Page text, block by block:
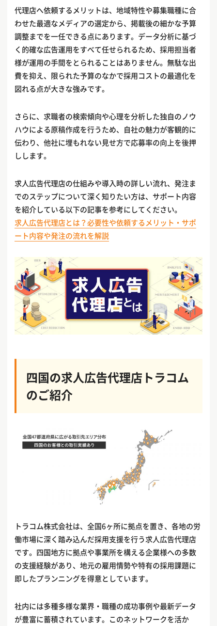
代理店へ依頼するメリットは、地域特性や募集職種に合
わせた最適なメディアの選定から、掲載後の細かな予算
調整までを一任できる点にあります。データ分析に基づ
く的確な広告運用をすべて任せられるため、採用担当者
様が運用の手間をとられることはありません。無駄な出
費を抑え、限られた予算のなかで採用コストの最適化を
図れる点が大きな強みです。
さらに、求職者の検索傾向や心理を分析した独自のノウ
ハウによる原稿作成を行うため、自社の魅力が客観的に
伝わり、他社に埋もれない見せ方で応募率の向上を後押
しします。
求人広告代理店の仕組みや導入時の詳しい流れ、発注ま
でのステップについて深く知りたい方は、サポート内容
を紹介している以下の記事を参考にしてください。
求人広告代理店とは？必要性や依頼するメリット・サポ
ート内容や発注の流れを解説
四国の求人広告代理店トラコム
のご紹介
トラコム株式会社は、全国6ヶ所に拠点を置き、各地の労
働市場に深く踏み込んだ採用支援を行う求人広告代理店
です。四国地方に拠点や事業所を構える企業様への多数
の支援経験があり、地元の雇用情勢や特有の採用課題に
即したプランニングを得意としています。
社内には多種多様な業界・職種の成功事例や最新データ
が豊富に蓄積されています。このネットワークを活か